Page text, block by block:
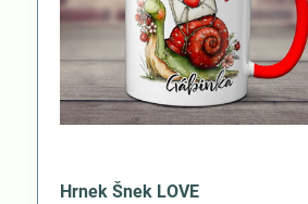
Hrnek Šnek LOVE